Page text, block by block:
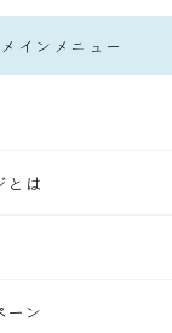
メインメニュー
とは
ーン